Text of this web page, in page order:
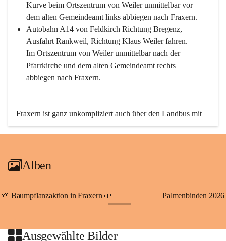
Kurve beim Ortszentrum von Weiler unmittelbar vor
dem alten Gemeindeamt links abbiegen nach Fraxern.
Autobahn A14 von Feldkirch Richtung Bregenz,
Ausfahrt Rankweil, Richtung Klaus Weiler fahren.
Im Ortszentrum von Weiler unmittelbar nach der
Pfarrkirche und dem alten Gemeindeamt rechts
abbiegen nach Fraxern.
Fraxern ist ganz unkompliziert auch über den Landbus mit
den öffentlichen Verkehrsmitteln zu erreichen. Die Linie
An Samstagen, Sonn- und Feiertagen können Sie bequem
persönlichen Linienbus zur gewünschten Zeit zu Ihrer
Haltestelle bestellen. Sowohl von Weiler kommend nach
beide Fahrten Weiler-Fraxern-Weiler.
Alben
🌱 Baumpflanzaktion in Fraxern 🌱 Palmenbinden 2026
Ausgewählte Bilder